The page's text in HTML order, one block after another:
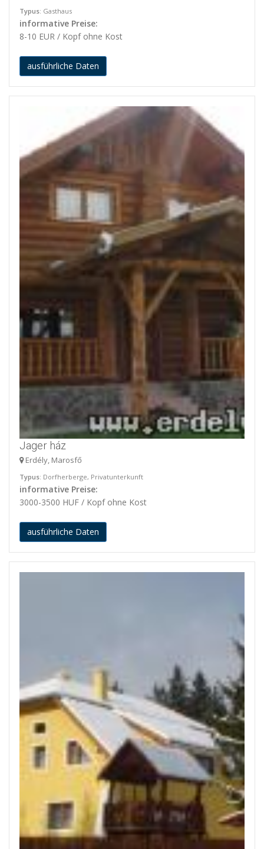
Typus: Gasthaus
informative Preise:
8-10 EUR / Kopf ohne Kost
ausführliche Daten
Jager ház
Erdély, Marosfő
Typus: Dorfherberge, Privatunterkunft
informative Preise:
3000-3500 HUF / Kopf ohne Kost
ausführliche Daten